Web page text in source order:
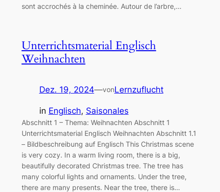
sont accrochés à la cheminée. Autour de l’arbre,…
Unterrichtsmaterial Englisch
Weihnachten
Dez. 19, 2024—vonLernzuflucht
in Englisch, Saisonales
Abschnitt 1 – Thema: Weihnachten Abschnitt 1
Unterrichtsmaterial Englisch Weihnachten Abschnitt 1.1
– Bildbeschreibung auf Englisch This Christmas scene
is very cozy. In a warm living room, there is a big,
beautifully decorated Christmas tree. The tree has
many colorful lights and ornaments. Under the tree,
there are many presents. Near the tree, there is…